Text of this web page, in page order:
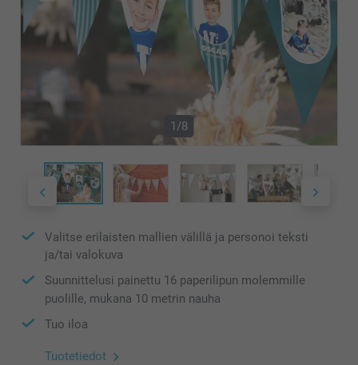
1/8
Valitse erilaisten mallien välillä ja personoi teksti
ja/tai valokuva
Suunnittelusi painettu 16 paperilipun molemmille
puolille, mukana 10 metrin nauha
Tuo iloa
Tuotetiedot